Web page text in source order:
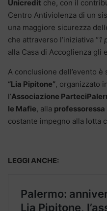
Unicredit che, con il
Centro Antiviolenza di un
una maggiore sicurezza
che attraverso l’iniziativa “1
alla Casa di Accoglienza gli
A conclusione dell’evento
“Lia Pipitone”, organizzato
l’Associazione
le Mafie, alla professoressa
costante impegno alla lotta
LEGGI ANCHE: